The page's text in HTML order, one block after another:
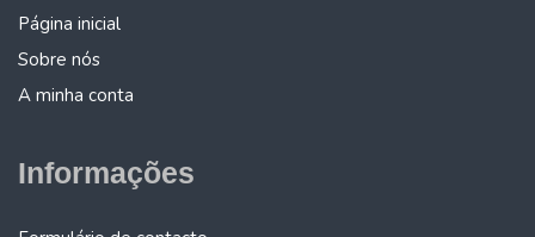
Página inicial
Sobre nós
A minha conta
Informações